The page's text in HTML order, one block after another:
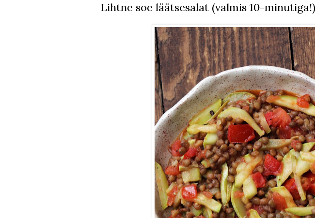
Lihtne soe läätsesalat (valmis 10-minutiga!)